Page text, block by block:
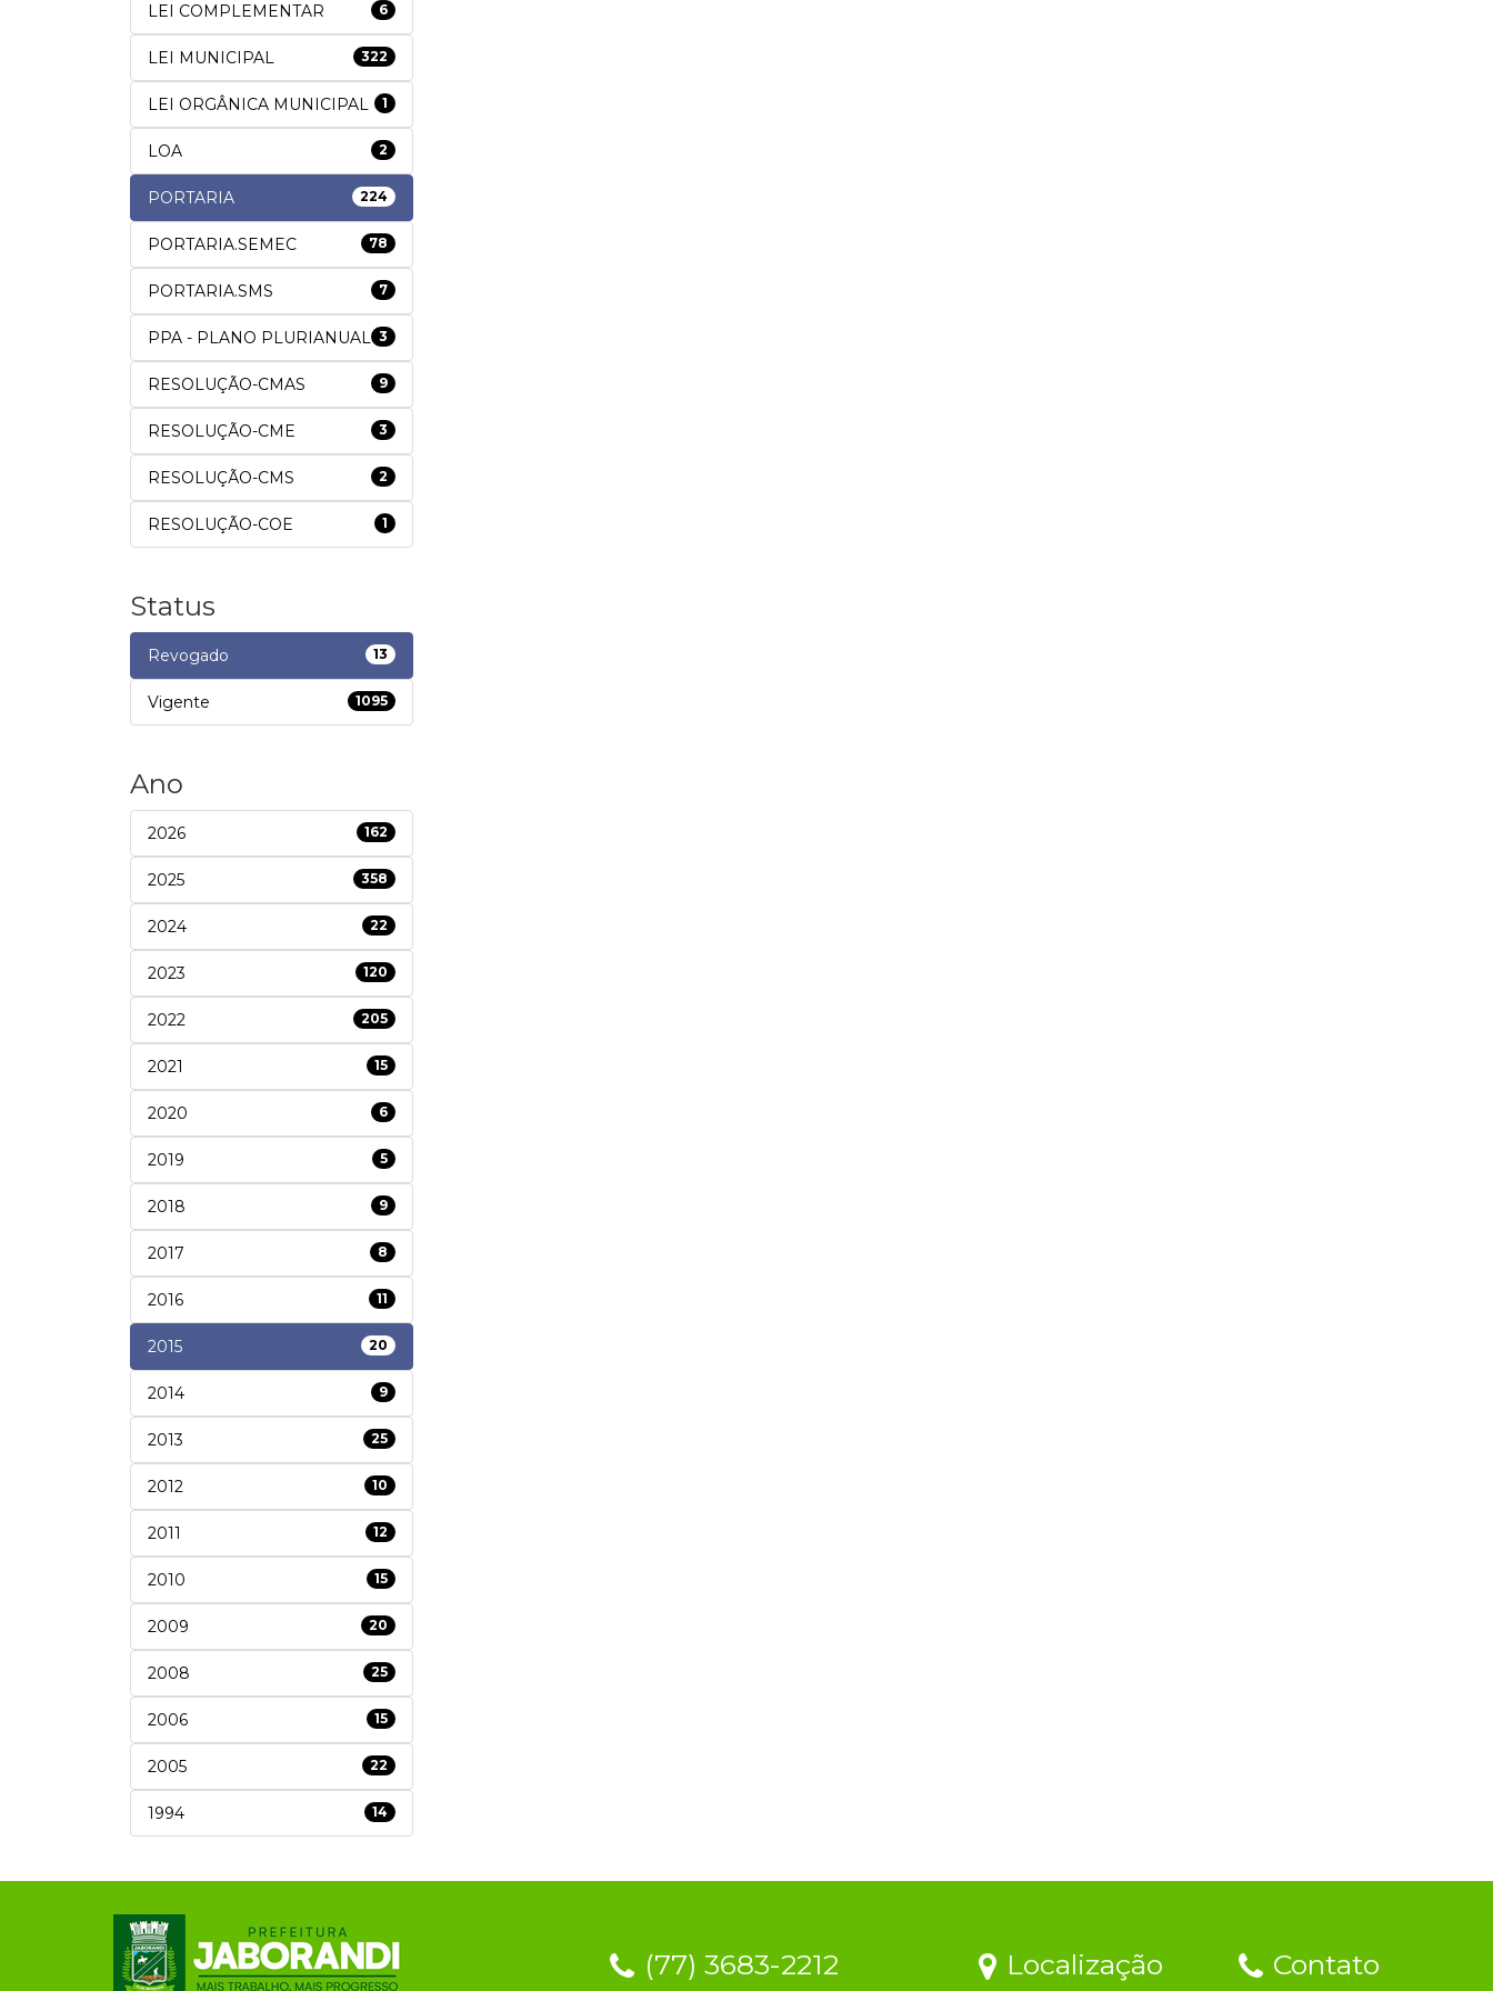
LEI COMPLEMENTAR 6
LEI MUNICIPAL 322
LEI ORGÂNICA MUNICIPAL 1
LOA 2
PORTARIA 224
PORTARIA.SEMEC 78
PORTARIA.SMS 7
PPA - PLANO PLURIANUAL 3
RESOLUÇÃO-CMAS 9
RESOLUÇÃO-CME 3
RESOLUÇÃO-CMS 2
RESOLUÇÃO-COE 1
Status
Revogado 13
Vigente 1095
Ano
2026 162
2025 358
2024 22
2023 120
2022 205
2021 15
2020 6
2019 5
2018 9
2017 8
2016 11
2015 20
2014 9
2013 25
2012 10
2011 12
2010 15
2009 20
2008 25
2006 15
2005 22
1994 14
(77) 3683-2212 Localização Contato